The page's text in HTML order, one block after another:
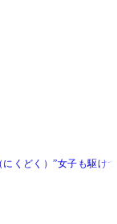
くどく）”女子も駆